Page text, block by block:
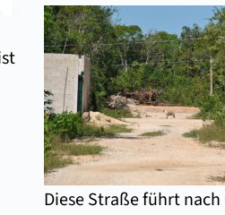
Diese Straße führt nach